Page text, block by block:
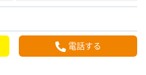
電話する